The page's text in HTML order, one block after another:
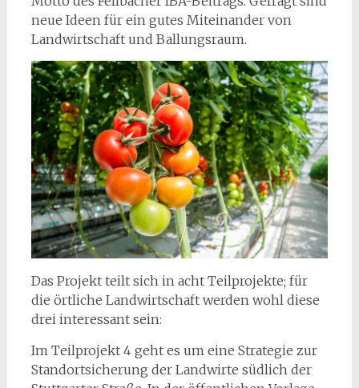
neue Ideen für ein gutes Miteinander von
Landwirtschaft und Ballungsraum.
Das Projekt teilt sich in acht Teilprojekte; für
die örtliche Landwirtschaft werden wohl diese
drei interessant sein:
Im Teilprojekt 4 geht es um eine Strategie zur
Standortsicherung der Landwirte südlich der